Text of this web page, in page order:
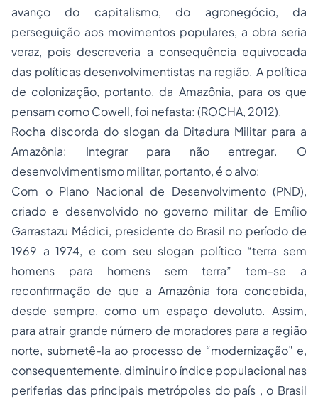
avanço do capitalismo, do agronegócio, da
perseguição aos movimentos populares, a obra seria
veraz, pois descreveria a consequência equivocada
das políticas desenvolvimentistas na região. A política
de colonização, portanto, da Amazônia, para os que
pensam como Cowell, foi nefasta: (ROCHA, 2012).
Rocha discorda do slogan da Ditadura Militar para a
Amazônia: Integrar para não entregar. O
desenvolvimentismo militar, portanto, é o alvo:
Com o Plano Nacional de Desenvolvimento (PND),
criado e desenvolvido no governo militar de Emílio
Garrastazu Médici, presidente do Brasil no período de
1969 a 1974, e com seu slogan político “terra sem
homens para homens sem terra” tem-se a
reconfirmação de que a Amazônia fora concebida,
desde sempre, como um espaço devoluto. Assim,
para atrair grande número de moradores para a região
norte, submetê-la ao processo de “modernização” e,
consequentemente, diminuir o índice populacional nas
periferias das principais metrópoles do país , o Brasil